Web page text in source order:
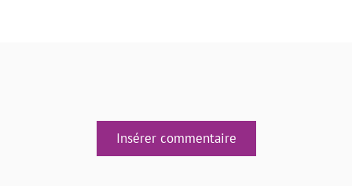
Insérer commentaire